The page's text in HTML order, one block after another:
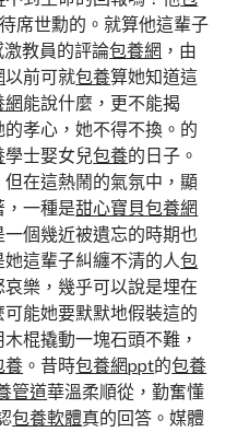
席世勳的。就算他這輩子
教員的評論包養網 ，由
以前可就包養算她知道這
網能說什麼，更不能揭
孝心，她不得不換。的
學士娶女兒包養的日子。
但在這熱鬧的氣氛中，顯
，一種是甜心寶貝包養網
個幾近被遺忘的時期也
這輩子糾纏不清的人包
哀樂，幾乎可以說是埋在
可能她要默默地假裝這的
棍撬動一塊石頭不難，
養 。昔時包養網ppt的包養
管道華溫柔順從，勤奮懂
包養軟體真的回答。媒體